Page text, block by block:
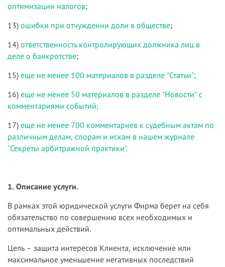
оптимизации налогов;
13) ошибки при отчуждении доли в обществе;
14) ответственность контролирующих должника лиц в
деле о банкротстве;
15) еще не менее 100 материалов в разделе "Статьи";
16) еще не менее 50 материалов в разделе "Новости" с
комментариями событий;
17) еще не менее 700 комментариев к судебным актам по
различным делам, спорам и искам в нашем журнале
"Секреты арбитражной практики".
1. Описание услуги.
В рамках этой юридической услуги Фирма берет на себя
обязательство по совершению всех необходимых и
оптимальных действий.
Цель – защита интересов Клиента, исключение или
максимальное уменьшение негативных последствий